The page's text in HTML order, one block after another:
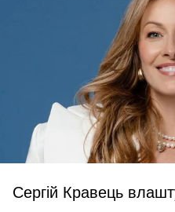
Сергій Кравець